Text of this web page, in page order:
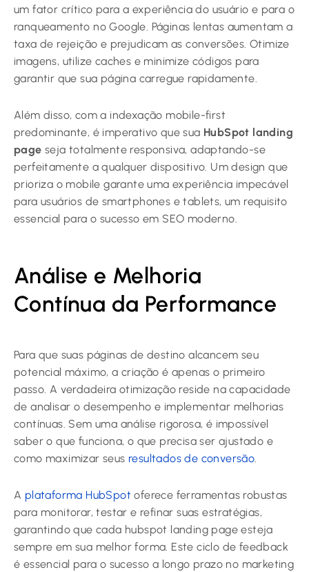
um fator crítico para a experiência do usuário e para o
ranqueamento no Google. Páginas lentas aumentam a
taxa de rejeição e prejudicam as conversões. Otimize
imagens, utilize caches e minimize códigos para
garantir que sua página carregue rapidamente.
Além disso, com a indexação mobile-first
predominante, é imperativo que sua HubSpot landing
page seja totalmente responsiva, adaptando-se
perfeitamente a qualquer dispositivo. Um design que
prioriza o mobile garante uma experiência impecável
para usuários de smartphones e tablets, um requisito
essencial para o sucesso em SEO moderno.
Análise e Melhoria
Contínua da Performance
Para que suas páginas de destino alcancem seu
potencial máximo, a criação é apenas o primeiro
passo. A verdadeira otimização reside na capacidade
de analisar o desempenho e implementar melhorias
contínuas. Sem uma análise rigorosa, é impossível
saber o que funciona, o que precisa ser ajustado e
como maximizar seus resultados de conversão.
A plataforma HubSpot oferece ferramentas robustas
para monitorar, testar e refinar suas estratégias,
garantindo que cada hubspot landing page esteja
sempre em sua melhor forma. Este ciclo de feedback
é essencial para o sucesso a longo prazo no marketing